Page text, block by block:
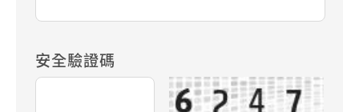
安全驗證碼